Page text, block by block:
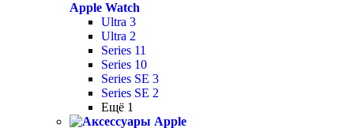
Apple Watch
Ultra 3
Ultra 2
Series 11
Series 10
Series SE 3
Series SE 2
Ещё 1